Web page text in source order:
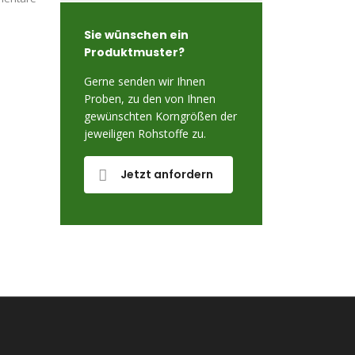
Sie wünschen ein
Produktmuster?
Gerne senden wir Ihnen
Proben, zu den von Ihnen
gewünschten Korngrößen der
jeweiligen Rohstoffe zu.
Jetzt anfordern